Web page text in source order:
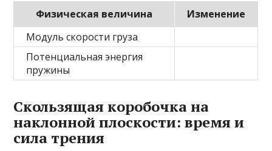
Физическая величина
Изменение
Модуль скорости груза
Потенциальная энергия
пружины
Скользящая коробочка на
наклонной плоскости: время и
сила трения